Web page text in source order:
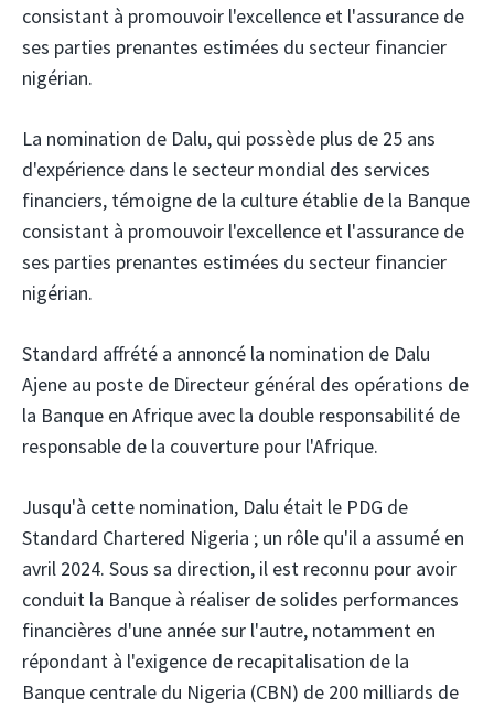
consistant à promouvoir l'excellence et l'assurance de
ses parties prenantes estimées du secteur financier
nigérian.
La nomination de Dalu, qui possède plus de 25 ans
d'expérience dans le secteur mondial des services
financiers, témoigne de la culture établie de la Banque
consistant à promouvoir l'excellence et l'assurance de
ses parties prenantes estimées du secteur financier
nigérian.
Standard affrété a annoncé la nomination de Dalu
Ajene au poste de Directeur général des opérations de
la Banque en Afrique avec la double responsabilité de
responsable de la couverture pour l'Afrique.
Jusqu'à cette nomination, Dalu était le PDG de
Standard Chartered Nigeria ; un rôle qu'il a assumé en
avril 2024. Sous sa direction, il est reconnu pour avoir
conduit la Banque à réaliser de solides performances
financières d'une année sur l'autre, notamment en
répondant à l'exigence de recapitalisation de la
Banque centrale du Nigeria (CBN) de 200 milliards de